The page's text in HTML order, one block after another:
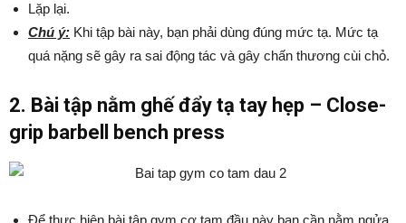
Lặp lại.
Chú ý: Khi tập bài này, bạn phải dùng đúng mức tạ. Mức tạ
quá nặng sẽ gây ra sai động tác và gây chấn thương cùi chỏ.
2. Bài tập nằm ghế đẩy tạ tay hẹp – Close-
grip barbell bench press
Để thực hiện bài tập gym cơ tam đầu này bạn cần nằm ngửa